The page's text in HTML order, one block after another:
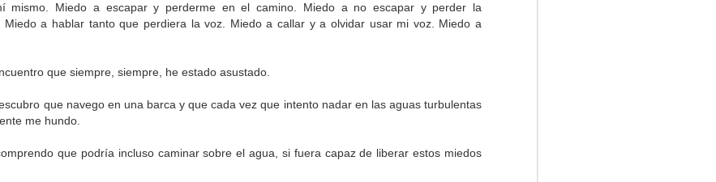
mismo. Miedo a escapar y perderme en el camino. Miedo a no escapar y perder la
Miedo a hablar tanto que perdiera la voz. Miedo a callar y a olvidar usar mi voz. Miedo a
que siempre, siempre, he estado asustado.
que navego en una barca y que cada vez que intento nadar en las aguas turbulentas
me hundo.
que podría incluso caminar sobre el agua, si fuera capaz de liberar estos miedos
Publicado19th July 2025por Unknown